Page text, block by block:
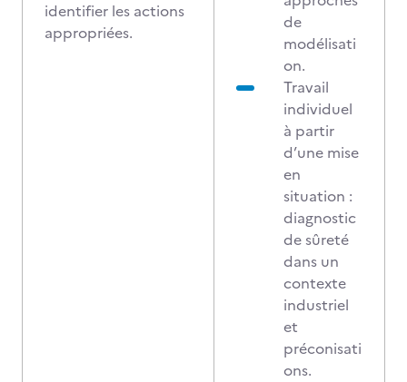
identifier les actions
appropriées.
de
modélisati
on.
Travail
individuel
à partir
d’une mise
en
situation :
diagnostic
de sûreté
dans un
contexte
industriel
et
préconisati
ons.